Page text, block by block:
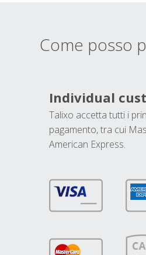
Come posso
Individual
Talixo accetta tutti i
pagamento, tra cui
American Express.